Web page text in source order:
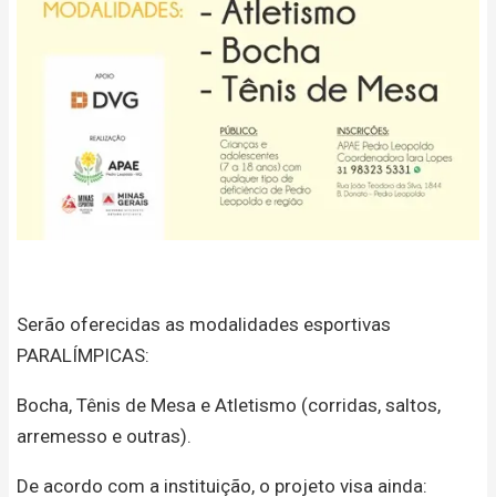
Serão oferecidas as modalidades esportivas
PARALÍMPICAS:
Bocha, Tênis de Mesa e Atletismo (corridas, saltos,
arremesso e outras).
De acordo com a instituição, o projeto visa ainda: